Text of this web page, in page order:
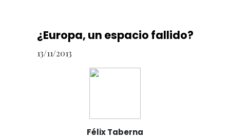
¿Europa, un espacio fallido?
13/11/2013
Félix Taberna